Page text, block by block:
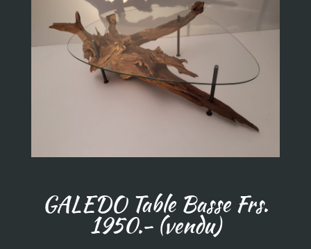
GALEDO Table Basse Frs.
1950.- (vendu)